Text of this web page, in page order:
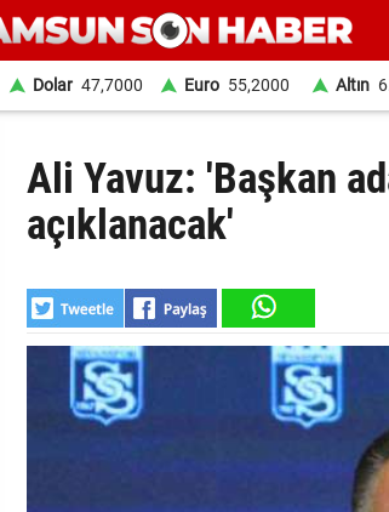
Dolar 47,7000 Euro 55,2000 Altın
Ali Yavuz: 'Başkan
açıklanacak'